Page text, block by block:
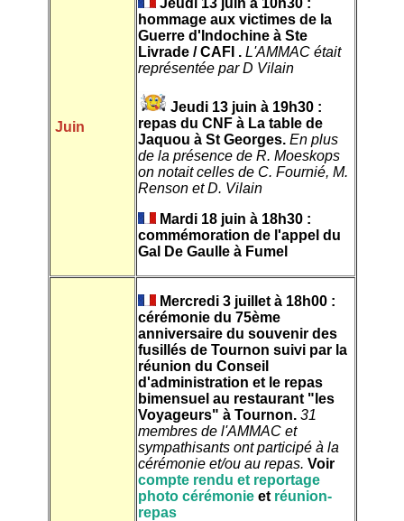
Juin
Jeudi 13 juin à 10h30 :
hommage aux victimes de la
Guerre d'Indochine à Ste
Livrade / CAFI .L'AMMAC était
représentée par D Vilain
Jeudi 13 juin à 19h30 :
repas du CNF à La table de
Jaquou à St Georges.En plus
de la présence de R. Moeskops
on notait celles de C. Fournié, M.
Renson et D. Vilain
Mardi 18 juin à 18h30 :
commémoration de l'appel du
Gal De Gaulle à Fumel
Mercredi 3 juillet à 18h00 :
cérémonie du 75ème
anniversaire du souvenir des
fusillés de Tournon suivi par la
réunion du Conseil
d'administration et le repas
bimensuel au restaurant "les
Voyageurs" à Tournon. 31
membres de l'AMMAC et
sympathisants ont participé à la
cérémonie et/ou au repas. Voir
compte rendu et reportage
photo cérémonie et réunion-
repas